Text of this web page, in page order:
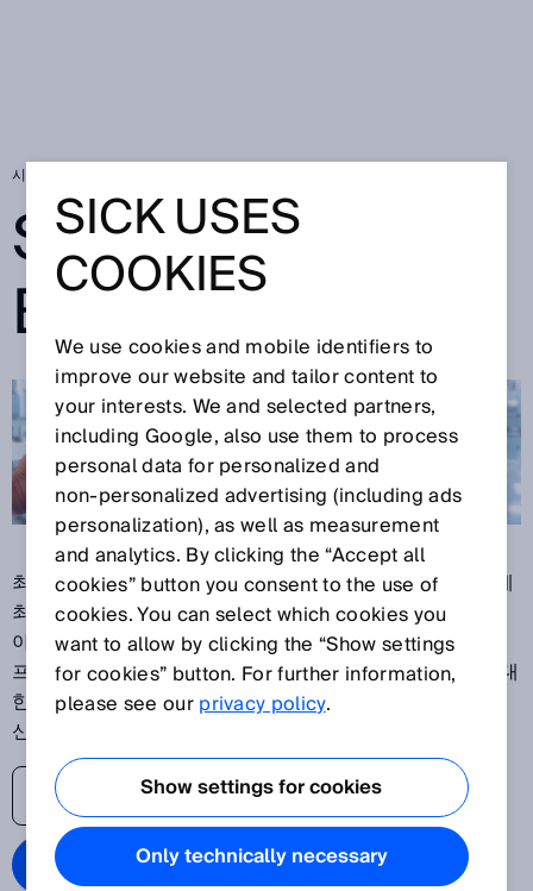
시작 페이지
SICK SENSOR
BLOG
최신 혁신을 살펴보고 센서 기반 애플리케이션을 위한 세계
최고의 솔루션 제공업체 중 하나인 SICK의 성공 사례를 알
아보십시오. SICK 센서 블로그는 독자들이 생산 공장에서
프로세스 및 물류 시스템에 이르는 자동화의 최신 발전에 대
한 최신 정보를 얻을 수 있도록 도와줍니다. 이제 디지털 혁
신의 세계에서 베일을 걷어낼 때입니다.
Search Blog
SICK USES
COOKIES
We use cookies and mobile identifiers to
improve our website and tailor content to
your interests. We and selected partners,
including Google, also use them to process
personal data for personalized and
non‑personalized advertising (including ads
personalization), as well as measurement
and analytics. By clicking the “Accept all
cookies” button you consent to the use of
cookies. You can select which cookies you
want to allow by clicking the “Show settings
for cookies” button. For further information,
please see ourprivacy policy.
Show settings for cookies
Only technically necessary